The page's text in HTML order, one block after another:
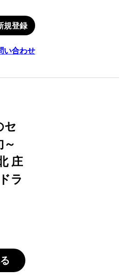
規登録
い合わせ
セ
庄
ラ